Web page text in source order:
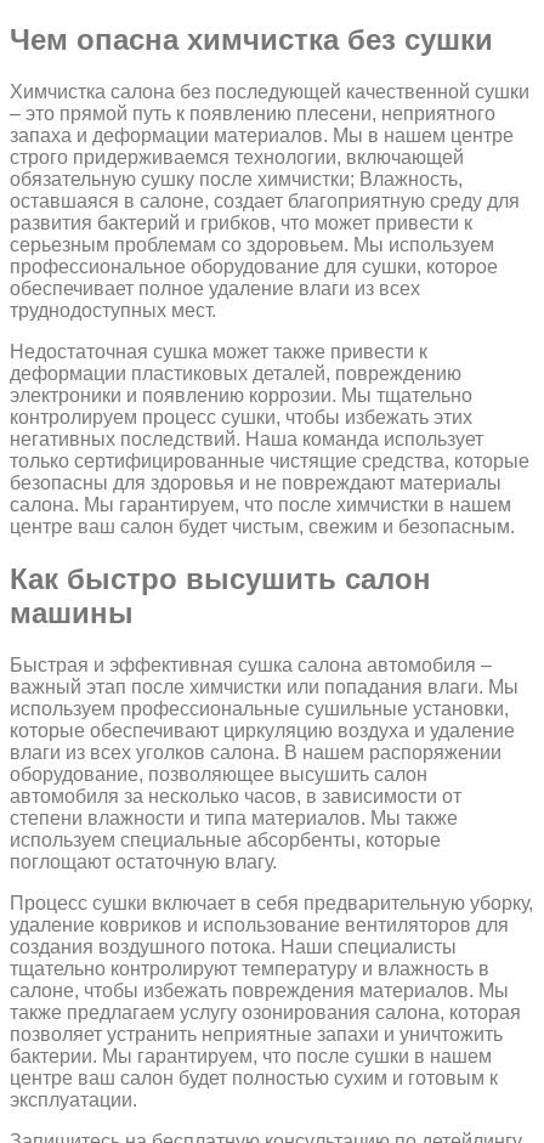
Чем опасна химчистка без сушки
Химчистка салона без последующей качественной сушки
– это прямой путь к появлению плесени, неприятного
запаха и деформации материалов. Мы в нашем центре
строго придерживаемся технологии, включающей
обязательную сушку после химчистки; Влажность,
оставшаяся в салоне, создает благоприятную среду для
развития бактерий и грибков, что может привести к
серьезным проблемам со здоровьем. Мы используем
профессиональное оборудование для сушки, которое
обеспечивает полное удаление влаги из всех
труднодоступных мест.
Недостаточная сушка может также привести к
деформации пластиковых деталей, повреждению
электроники и появлению коррозии. Мы тщательно
контролируем процесс сушки, чтобы избежать этих
негативных последствий. Наша команда использует
только сертифицированные чистящие средства, которые
безопасны для здоровья и не повреждают материалы
салона. Мы гарантируем, что после химчистки в нашем
центре ваш салон будет чистым, свежим и безопасным.
Как быстро высушить салон
машины
Быстрая и эффективная сушка салона автомобиля –
важный этап после химчистки или попадания влаги. Мы
используем профессиональные сушильные установки,
которые обеспечивают циркуляцию воздуха и удаление
влаги из всех уголков салона. В нашем распоряжении
оборудование, позволяющее высушить салон
автомобиля за несколько часов, в зависимости от
степени влажности и типа материалов. Мы также
используем специальные абсорбенты, которые
поглощают остаточную влагу.
Процесс сушки включает в себя предварительную уборку,
удаление ковриков и использование вентиляторов для
создания воздушного потока. Наши специалисты
тщательно контролируют температуру и влажность в
салоне, чтобы избежать повреждения материалов. Мы
также предлагаем услугу озонирования салона, которая
позволяет устранить неприятные запахи и уничтожить
бактерии. Мы гарантируем, что после сушки в нашем
центре ваш салон будет полностью сухим и готовым к
эксплуатации.